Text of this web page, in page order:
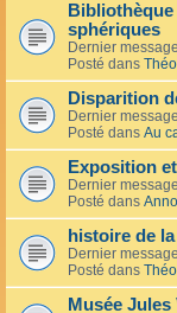
sphériques
Dernier
Posté dans
Disparition
Dernier
Posté dans Au
Exposition
Dernier
Posté dans
histoire de
Dernier
Posté dans
Musée Jules